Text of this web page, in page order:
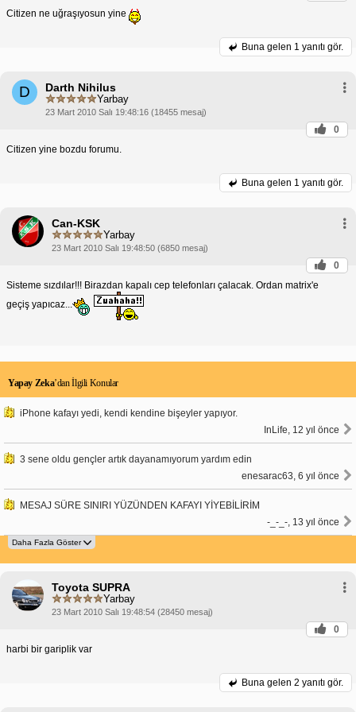
Citizen ne uğraşıyosun yine
Buna gelen 1 yanıtı gör.
D Darth Nihilus
Yarbay
23 Mart 2010 Salı 19:48:16 (18455 mesaj)
0
Citizen yine bozdu forumu.
Buna gelen 1 yanıtı gör.
Can-KSK
Yarbay
23 Mart 2010 Salı 19:48:50 (6850 mesaj)
0
Sisteme sızdılar!!! Birazdan kapalı cep telefonları çalacak. Ordan matrix'e
geçiş yapıcaz...
Yapay Zeka’dan İlgili Konular
iPhone kafayı yedi, kendi kendine bişeyler yapıyor.
InLife, 12 yıl önce
3 sene oldu gençler artık dayanamıyorum yardım edin
enesarac63, 6 yıl önce
MESAJ SÜRE SINIRI YÜZÜNDEN KAFAYI YİYEBİLİRİM
-_-_-, 13 yıl önce
Toyota SUPRA
Yarbay
23 Mart 2010 Salı 19:48:54 (28450 mesaj)
0
harbi bir gariplik var
Buna gelen 2 yanıtı gör.